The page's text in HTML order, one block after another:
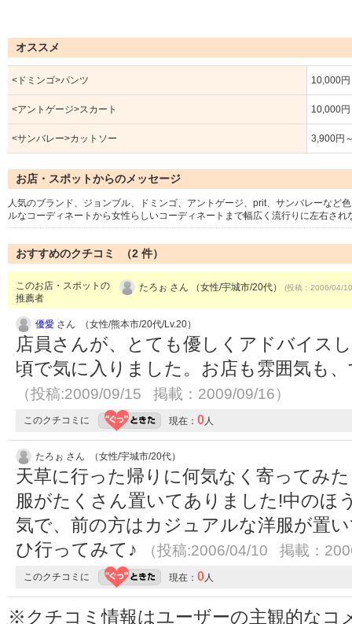
オススメ
<ドミンゴ>パンツ 10,000
<アントゲージ>スカート 10,000
<サンバレー>カットソー 3,900円
お店・スポットからのメッセージ
人気のブランド、ジョンブル、ドミンゴ、アントゲージ、prit、サンバレーなど
ルなコーディネートから女性らしいコーディネートまで幅広く流行りに左右さ
おすすめのクチコミ （2 件）
このお店・スポットの
推薦者
たろぉ さん （女性/宇城市/20代） (投稿：2006/04/
優愛 さん （女性/熊本市/20代/Lv.20）
店員さんが、とても優しくアドバイス
頃で気に入りました。お店も雰囲気も
（投稿:2009/09/15 掲載：2009/09/16）
このクチコミに 現在： 0人
たろぉ さん （女性/宇城市/20代）
天草に行った帰りに何気なく寄ってみ
服がたくさん置いてありました!中のほ
気で、前の方はカジュアルな洋服が置
ひ行ってみて♪
（投稿:2006/04/10 掲載：
このクチコミに 現在： 0人
※クチコミ情報はユーザーの主観的なコ